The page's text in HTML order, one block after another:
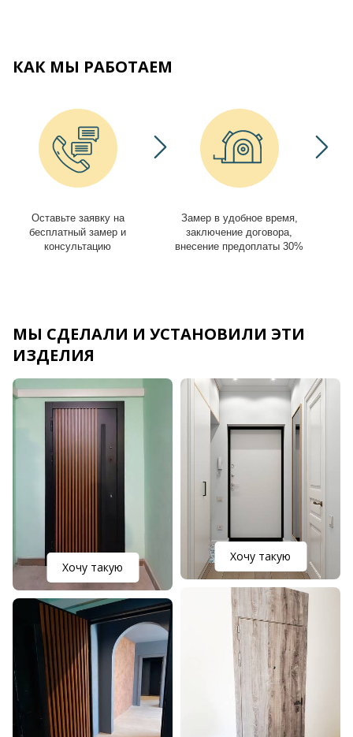
КАК МЫ РАБОТАЕМ
Оставьте заявку на
бесплатный замер и
консультацию
Замер в удобное время,
заключение договора,
внесение предоплаты 30%
МЫ СДЕЛАЛИ И УСТАНОВИЛИ ЭТИ
ИЗДЕЛИЯ
Хочу такую
Хочу такую